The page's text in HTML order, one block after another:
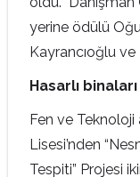
yerine ödülü
Kayrancıoğlu ve
Hasarlı
Fen ve Teknoloji
Lisesi’nden
Tespiti” Projesi